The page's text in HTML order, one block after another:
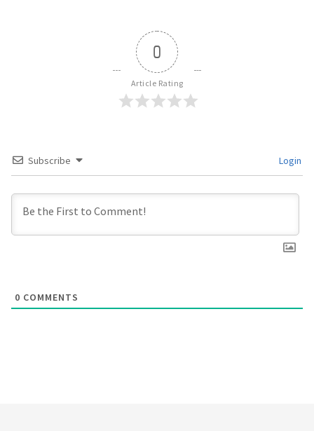
0
Article Rating
Subscribe Login
0 COMMENTS